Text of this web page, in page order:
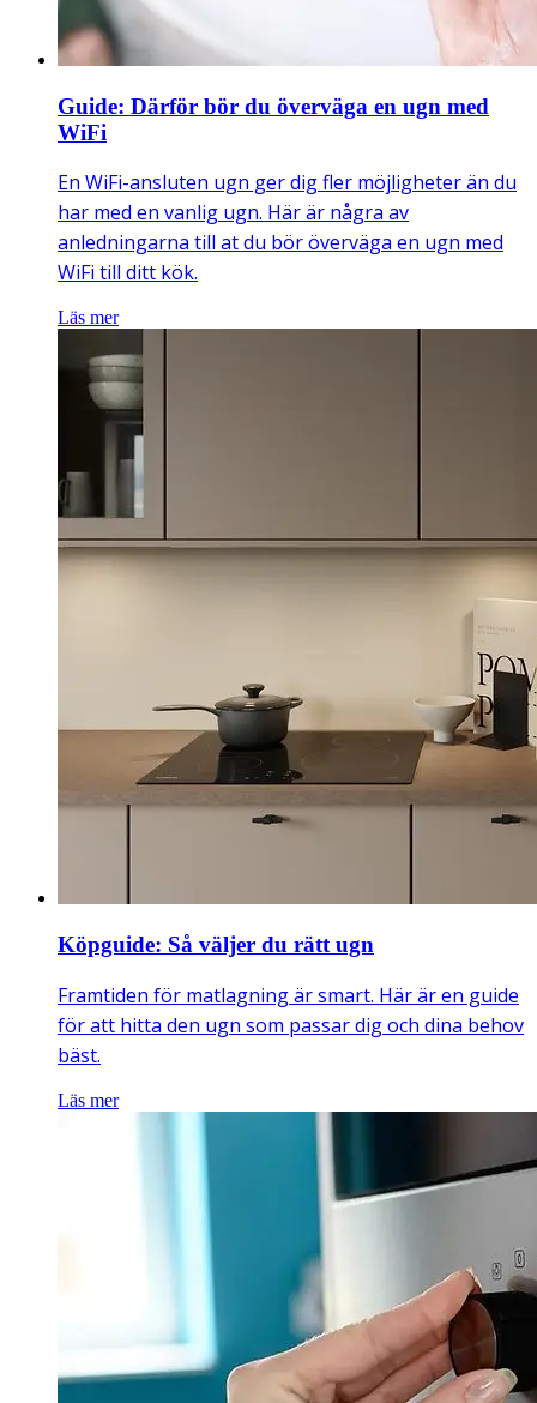
Guide: Därför bör du överväga en ugn med
WiFi
En WiFi-ansluten ugn ger dig fler möjligheter än du
har med en vanlig ugn. Här är några av
anledningarna till at du bör överväga en ugn med
WiFi till ditt kök.
Läs mer
Köpguide: Så väljer du rätt ugn
Framtiden för matlagning är smart. Här är en guide
för att hitta den ugn som passar dig och dina behov
bäst.
Läs mer